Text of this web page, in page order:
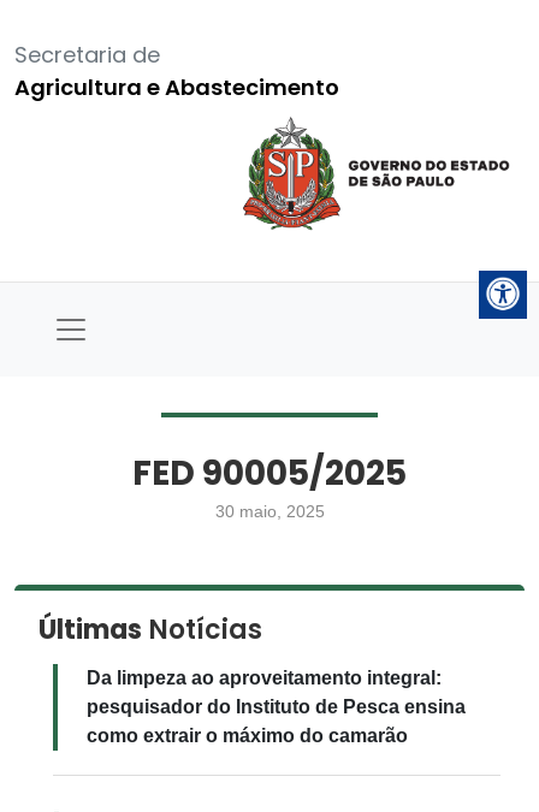
Secretaria de
Agricultura e Abastecimento
FED 90005/2025
30 maio, 2025
Últimas Notícias
Da limpeza ao aproveitamento integral:
pesquisador do Instituto de Pesca ensina
como extrair o máximo do camarão